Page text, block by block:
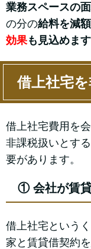
業務スペースの
の分の給料を減
効果も見込めます
借上社宅
借上社宅費用を
非課税扱いとす
要があります。
① 会社が賃貸
借上社宅という
家と賃貸借契約